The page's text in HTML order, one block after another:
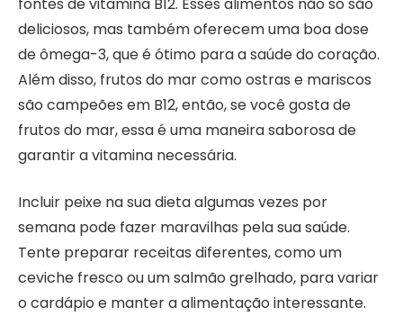
deliciosos, mas também oferecem uma boa dose
de ômega-3, que é ótimo para a saúde do coração.
Além disso, frutos do mar como ostras e mariscos
são campeões em B12, então, se você gosta de
frutos do mar, essa é uma maneira saborosa de
garantir a vitamina necessária.
Incluir peixe na sua dieta algumas vezes por
semana pode fazer maravilhas pela sua saúde.
Tente preparar receitas diferentes, como um
ceviche fresco ou um salmão grelhado, para variar
o cardápio e manter a alimentação interessante.